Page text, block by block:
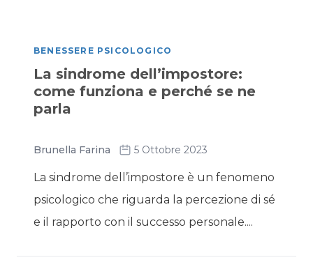
BENESSERE PSICOLOGICO
La sindrome dell’impostore:
come funziona e perché se ne
parla
Brunella Farina 5 Ottobre 2023
La sindrome dell’impostore è un fenomeno
psicologico che riguarda la percezione di sé
e il rapporto con il successo personale....